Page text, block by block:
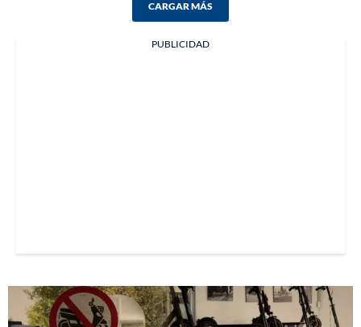
CARGAR MÁS
PUBLICIDAD